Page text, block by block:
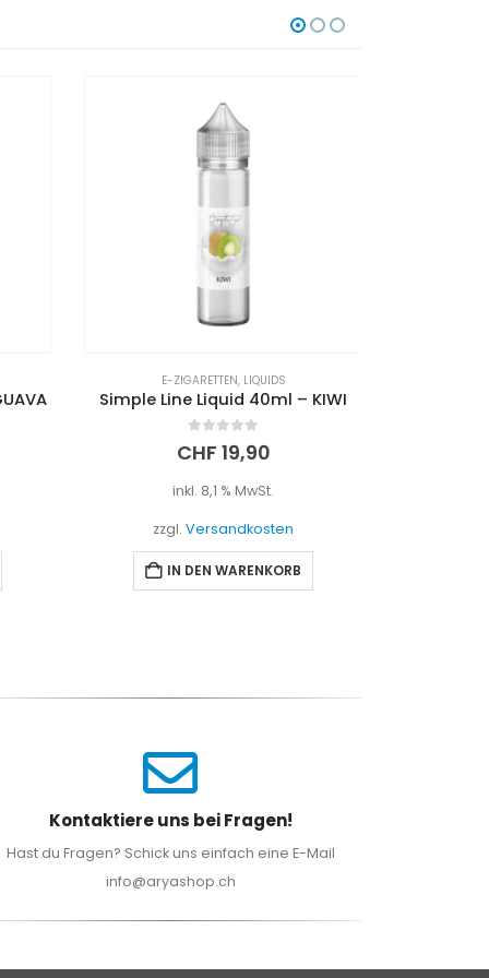
E-ZIGARETTEN, LIQUIDS
Simple Line Liquid 40ml – KIWI
out of 5
CHF19,90
inkl. 8,1 % MwSt.
zzgl. Versandkosten
IN DEN WARENKORB
Kontaktiere uns bei Fragen!
Hast du Fragen? Schick uns einfach eine E-Mail
info@aryashop.ch